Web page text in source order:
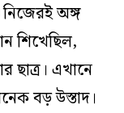
নিজেরই অঙ্গ
শিখেছিল,
এখানে
বড় উস্তাদ।